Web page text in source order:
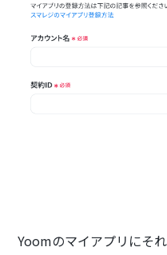
Yoomのマイアプリにそ